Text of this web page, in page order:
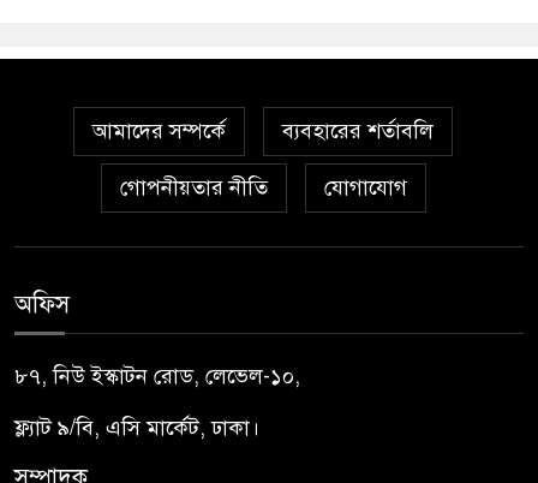
আমাদের সম্পর্কে ব্যবহারের শর্তাবলি
গোপনীয়তার নীতি যোগাযোগ
অফিস
৮৭, নিউ ইস্কাটন রোড, লেভেল-১০,
ফ্ল্যাট ৯/বি, এসি মার্কেট, ঢাকা।